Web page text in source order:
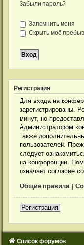
Забыли пароль?
Запомнить меня
Скрыть моё
Регистрация
Для входа на
зарегистрированы.
минут, но
Администратором
также
пользователей.
следует
на конференции.
означает согласие
Общие правила|
Регистрация
Список форумов